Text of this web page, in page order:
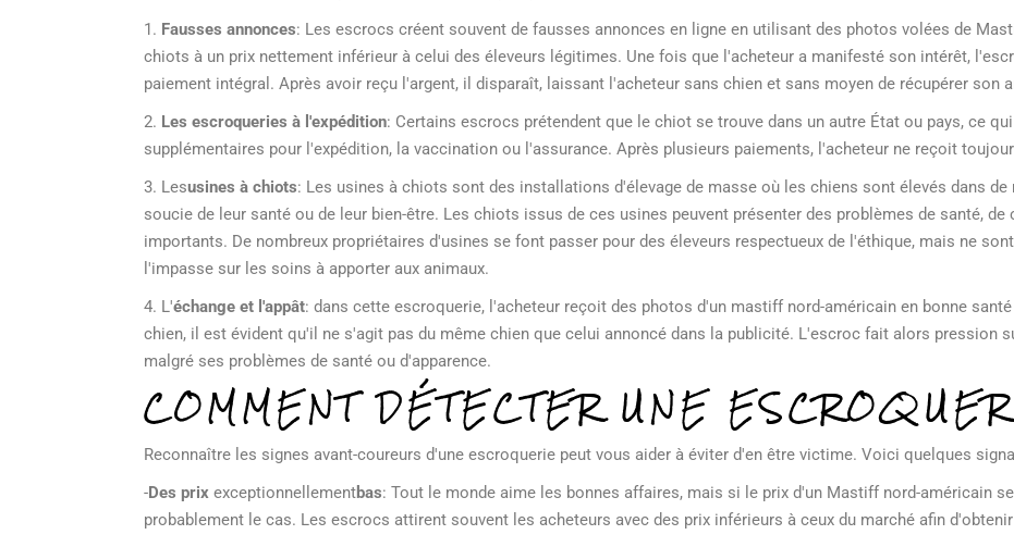
1. Fausses annonces: Les escrocs créent souvent de fausses annonces en ligne en utilisant des photos volées de
chiots à un prix nettement inférieur à celui des éleveurs légitimes. Une fois que l'acheteur a manifesté son intérêt,
paiement intégral. Après avoir reçu l'argent, il disparaît, laissant l'acheteur sans chien et sans moyen de récupérer son
2. Les escroqueries à l'expédition: Certains escrocs prétendent que le chiot se trouve dans un autre État ou pays, ce
supplémentaires pour l'expédition, la vaccination ou l'assurance. Après plusieurs paiements, l'acheteur ne reçoit
3. Lesusines à chiots: Les usines à chiots sont des installations d'élevage de masse où les chiens sont élevés dans
soucie de leur santé ou de leur bien-être. Les chiots issus de ces usines peuvent présenter des problèmes de santé,
importants. De nombreux propriétaires d'usines se font passer pour des éleveurs respectueux de l'éthique, mais ne
l'impasse sur les soins à apporter aux animaux.
4. L'échange et l'appât: dans cette escroquerie, l'acheteur reçoit des photos d'un mastiff nord-américain en bonne
chien, il est évident qu'il ne s'agit pas du même chien que celui annoncé dans la publicité. L'escroc fait alors pression
malgré ses problèmes de santé ou d'apparence.
COMMENT DÉTECTER UNE
Reconnaître les signes avant-coureurs d'une escroquerie peut vous aider à éviter d'en être victime. Voici quelques
-Des prix exceptionnellementbas: Tout le monde aime les bonnes affaires, mais si le prix d'un Mastiff nord-américain
probablement le cas. Les escrocs attirent souvent les acheteurs avec des prix inférieurs à ceux du marché afin